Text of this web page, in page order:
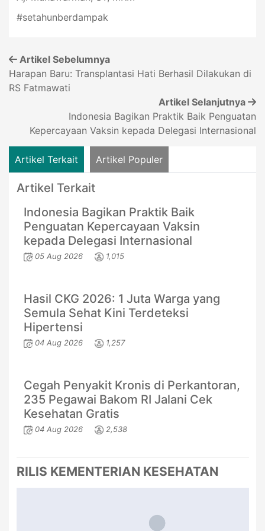
#setahunberdampak
Artikel Sebelumnya
Harapan Baru: Transplantasi Hati Berhasil Dilakukan di
RS Fatmawati
Artikel Selanjutnya
Indonesia Bagikan Praktik Baik Penguatan
Kepercayaan Vaksin kepada Delegasi Internasional
Artikel Terkait Artikel Populer
Artikel Terkait
Indonesia Bagikan Praktik Baik
Penguatan Kepercayaan Vaksin
kepada Delegasi Internasional
05 Aug 2026 1,015
Hasil CKG 2026: 1 Juta Warga yang
Semula Sehat Kini Terdeteksi
Hipertensi
04 Aug 2026 1,257
Cegah Penyakit Kronis di Perkantoran,
235 Pegawai Bakom RI Jalani Cek
Kesehatan Gratis
04 Aug 2026 2,538
RILIS KEMENTERIAN KESEHATAN